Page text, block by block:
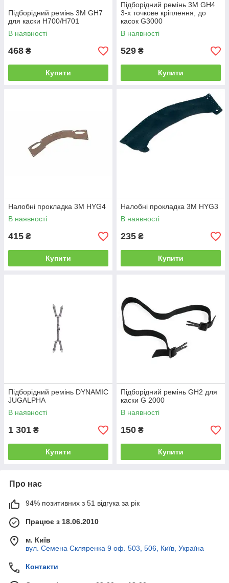
Підборідний ремінь 3М GH7
для каски Н700/Н701
В наявності
468 ₴
Купити
Підборідний ремінь 3М GH4
3-х точкове кріплення, до
касок G3000
В наявності
529 ₴
Купити
Налобні прокладка 3М HYG4
В наявності
415 ₴
Купити
Налобні прокладка 3М HYG3
В наявності
235 ₴
Купити
Підборідний ремінь DYNAMIC
JUGALPHA
В наявності
1 301 ₴
Купити
Підборідний ремінь GH2 для
каски G 2000
В наявності
150 ₴
Купити
Про нас
94% позитивних з 51 відгука за рік
Працює з 18.06.2010
м. Київ
вул. Семена Скляренка 9 оф. 503, 506, Київ, Україна
Контакти